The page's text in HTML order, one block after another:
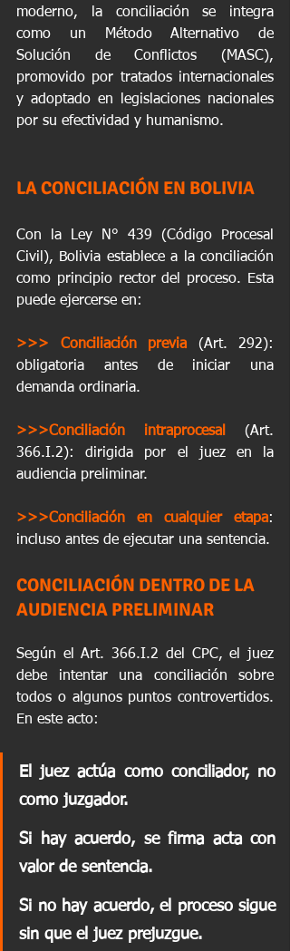
moderno, la conciliación se integra
como un Método Alternativo de
Solución de Conflictos (MASC),
promovido por tratados internacionales
y adoptado en legislaciones nacionales
por su efectividad y humanismo.
LA CONCILIACIÓN EN BOLIVIA
Con la Ley N° 439 (Código Procesal
Civil), Bolivia establece a la conciliación
como principio rector del proceso. Esta
puede ejercerse en:
>>> Conciliación previa (Art. 292):
obligatoria antes de iniciar una
demanda ordinaria.
>>>Conciliación intraprocesal
(Art.
366.I.2): dirigida por el juez en la
audiencia preliminar.
>>>Conciliación en cualquier etapa:
incluso antes de ejecutar una sentencia.
CONCILIACIÓN DENTRO DE LA
AUDIENCIA PRELIMINAR
Según el Art. 366.I.2 del CPC, el juez
debe intentar una conciliación sobre
todos o algunos puntos controvertidos.
En este acto:
El juez actúa como conciliador, no
como juzgador.
Si hay acuerdo, se firma acta con
valor de sentencia.
Si no hay acuerdo, el proceso sigue
sin que el juez prejuzgue.